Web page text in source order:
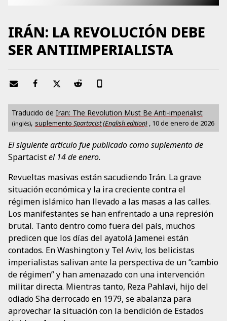
IRÁN: LA REVOLUCIÓN DEBE
SER ANTIIMPERIALISTA
Traducido de Iran: The Revolution Must Be Anti-imperialist
(inglés), suplemento Spartacist (English edition) , 10 de enero de 2026
El siguiente artículo fue publicado como suplemento de
Spartacistel 14 de enero.
Revueltas masivas están sacudiendo Irán. La grave
situación económica y la ira creciente contra el
régimen islámico han llevado a las masas a las calles.
Los manifestantes se han enfrentado a una represión
brutal. Tanto dentro como fuera del país, muchos
predicen que los días del ayatolá Jamenei están
contados. En Washington y Tel Aviv, los belicistas
imperialistas salivan ante la perspectiva de un “cambio
de régimen” y han amenazado con una intervención
militar directa. Mientras tanto, Reza Pahlavi, hijo del
odiado Sha derrocado en 1979, se abalanza para
aprovechar la situación con la bendición de Estados